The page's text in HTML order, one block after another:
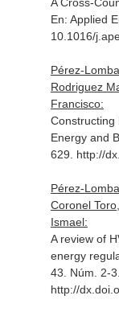
En: Applied
10.1016/
Pérez-
Rodriguez
Francisco:
Constructing
Energy and
629. http://
Pérez-
Coronel
Ismael:
A review of
energy
43. Núm. 2-
http://